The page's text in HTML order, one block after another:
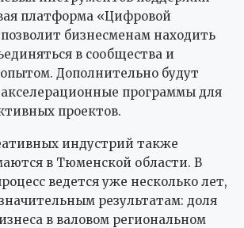
платформа «Цифровой
бизнесменам находить
в сообщества и
Дополнительно будут
программы для
проектов.
индустрий также
в Тюменской области. В
ведется уже несколько лет,
результатам: доля
в валовом региональном